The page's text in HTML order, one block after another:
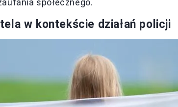
społecznego.
w kontekście działań policji